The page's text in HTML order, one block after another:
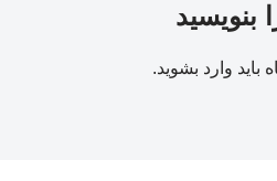
بنویسید
باید وارد بشوید.